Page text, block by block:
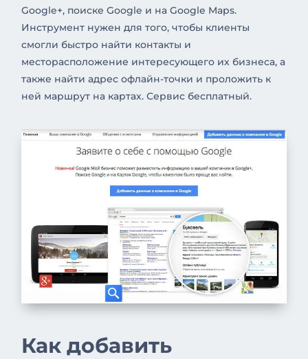
Google+, поиске Google и на Google Maps.
Инструмент нужен для того, чтобы клиенты
смогли быстро найти контакты и
месторасположение интересующего их бизнеса, а
также найти адрес офлайн-точки и проложить к
ней маршрут на картах. Сервис бесплатный.
Как добавить